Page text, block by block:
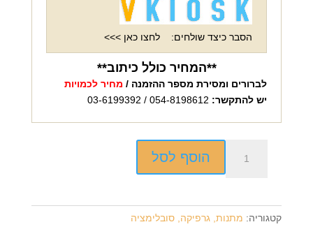
הסבר כיצד שולחים: לחצו כאן >>>
**המחיר כולל כיתוב**
לברורים ומסירת מספר ההזמנה / מחיר לכמויות
יש להתקשר:
הוסף לסל
קטגוריה: מתנות, גרפיקה, סובלימציה